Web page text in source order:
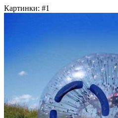
Картинки: #1